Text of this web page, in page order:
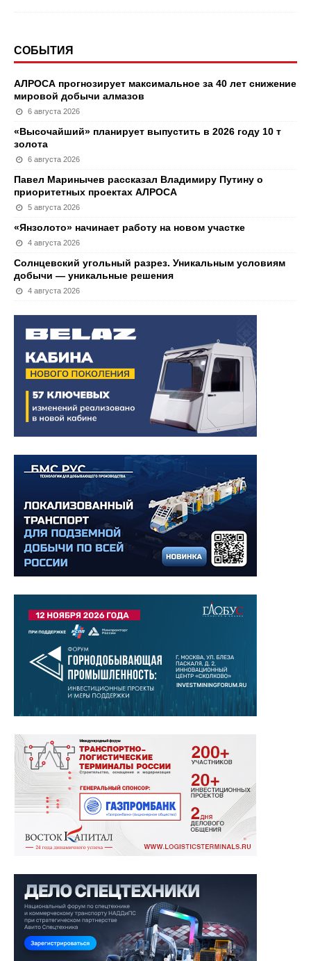
СОБЫТИЯ
АЛРОСА прогнозирует максимальное за 40 лет снижение
мировой добычи алмазов
6 августа 2026
«Высочайший» планирует выпустить в 2026 году 10 т
золота
6 августа 2026
Павел Маринычев рассказал Владимиру Путину о
приоритетных проектах АЛРОСА
5 августа 2026
«Янзолото» начинает работу на новом участке
4 августа 2026
Солнцевский угольный разрез. Уникальным условиям
добычи — уникальные решения
4 августа 2026